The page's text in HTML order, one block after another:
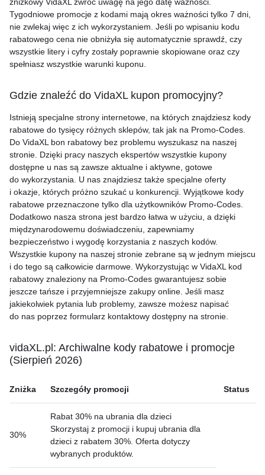
Tygodniowe promocje z kodami mają okres ważności tylko 7 dni,
nie zwlekaj więc z ich wykorzystaniem. Jeśli po wpisaniu kodu
rabatowego cena nie obniżyła się automatycznie sprawdź, czy
wszystkie litery i cyfry zostały poprawnie skopiowane oraz czy
spełniasz wszystkie warunki kuponu.
Gdzie znaleźć do VidaXL kupon promocyjny?
Istnieją specjalne strony internetowe, na których znajdziesz kody
rabatowe do tysięcy różnych sklepów, tak jak na Promo-Codes.
Do VidaXL bon rabatowy bez problemu wyszukasz na naszej
stronie. Dzięki pracy naszych ekspertów wszystkie kupony
dostępne u nas są zawsze aktualne i aktywne, gotowe
do wykorzystania. U nas znajdziesz także specjalne oferty
i okazje, których próżno szukać u konkurencji. Wyjątkowe kody
rabatowe przeznaczone tylko dla użytkowników Promo-Codes.
Dodatkowo nasza strona jest bardzo łatwa w użyciu, a dzięki
międzynarodowemu doświadczeniu, zapewniamy
bezpieczeństwo i wygodę korzystania z naszych kodów.
Wszystkie kupony na naszej stronie zebrane są w jednym miejscu
i do tego są całkowicie darmowe. Wykorzystując w VidaXL kod
rabatowy znaleziony na Promo-Codes gwarantujesz sobie
jeszcze tańsze i przyjemniejsze zakupy online. Jeśli masz
jakiekolwiek pytania lub problemy, zawsze możesz napisać
do nas poprzez formularz kontaktowy dostępny na stronie.
vidaXL.pl: Archiwalne kody rabatowe i promocje
(Sierpień 2026)
Zniżka Szczegóły promocji Status
30%
Rabat 30% na ubrania dla dzieci
Skorzystaj z promocji i kupuj ubrania dla
dzieci z rabatem 30%. Oferta dotyczy
wybranych produktów.